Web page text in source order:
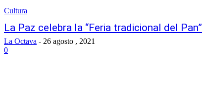
Cultura
La Paz celebra la “Feria tradicional del Pan”
La Octava - 26 agosto , 2021
0